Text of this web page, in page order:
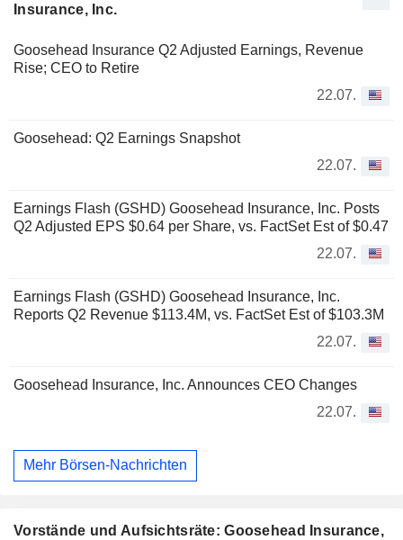
Insurance, Inc.
Goosehead Insurance Q2 Adjusted Earnings, Revenue
Rise; CEO to Retire
22.07.
Goosehead: Q2 Earnings Snapshot
22.07.
Earnings Flash (GSHD) Goosehead Insurance, Inc. Posts
Q2 Adjusted EPS $0.64 per Share, vs. FactSet Est of $0.47
22.07.
Earnings Flash (GSHD) Goosehead Insurance, Inc.
Reports Q2 Revenue $113.4M, vs. FactSet Est of $103.3M
22.07.
Goosehead Insurance, Inc. Announces CEO Changes
22.07.
Mehr Börsen-Nachrichten
Vorstände und Aufsichtsräte: Goosehead Insurance,